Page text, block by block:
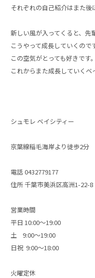
それぞれの自己紹介はまた後
新しい風が入ってくると、先
こうやって成長していくので
この空気がとっても好きです。
これからまた成長していくベ
シュモレ ベイシティー
京葉線稲毛海岸より徒歩2分
電話 0432779177
住所 千葉市美浜区高洲1-22-8
営業時間
平日 10:00～19:00
土 9:00～19:00
日祝 9:00～18:00
火曜定休